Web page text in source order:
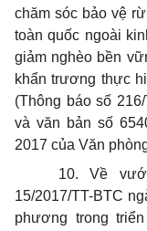
chăm sóc bảo vệ
toàn quốc ngoài
giảm nghèo bền
khẩn trương thực
(Thông báo số
và văn bản số
2017 của Văn
10. Về
15/2017/TT-BTC
phương trong